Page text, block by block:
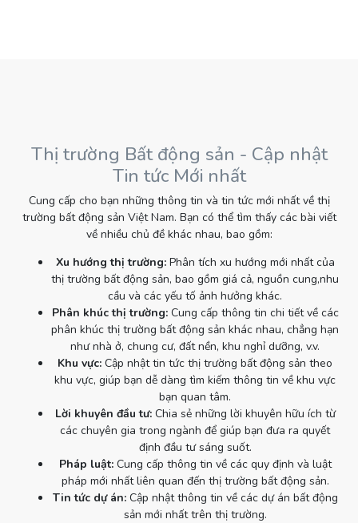
Thị trường Bất động sản - Cập nhật
Tin tức Mới nhất
Cung cấp cho bạn những thông tin và tin tức mới nhất về thị
trường bất động sản Việt Nam. Bạn có thể tìm thấy các bài viết
về nhiều chủ đề khác nhau, bao gồm:
Xu hướng thị trường:Phân tích xu hướng mới nhất của
thị trường bất động sản, bao gồm giá cả, nguồn cung,nhu
cầu và các yếu tố ảnh hưởng khác.
Phân khúc thị trường:Cung cấp thông tin chi tiết về các
phân khúc thị trường bất động sản khác nhau, chẳng hạn
như nhà ở, chung cư, đất nền, khu nghỉ dưỡng, v.v.
Khu vực: Cập nhật tin tức thị trường bất động sản theo
khu vực, giúp bạn dễ dàng tìm kiếm thông tin về khu vực
bạn quan tâm.
Lời khuyên đầu tư:Chia sẻ những lời khuyên hữu ích từ
các chuyên gia trong ngành để giúp bạn đưa ra quyết
định đầu tư sáng suốt.
Pháp luật:Cung cấp thông tin về các quy định và luật
pháp mới nhất liên quan đến thị trường bất động sản.
Tin tức dự án:Cập nhật thông tin về các dự án bất động
sản mới nhất trên thị trường.